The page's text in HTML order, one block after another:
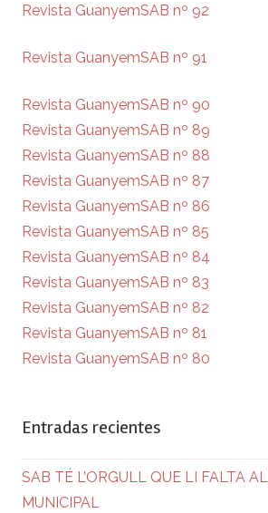
Revista GuanyemSAB nº 92
Revista GuanyemSAB nº 91
Revista GuanyemSAB nº 90
Revista GuanyemSAB nº 89
Revista GuanyemSAB nº 88
Revista GuanyemSAB nº 87
Revista GuanyemSAB nº 86
Revista GuanyemSAB nº 85
Revista GuanyemSAB nº 84
Revista GuanyemSAB nº 83
Revista GuanyemSAB nº 82
Revista GuanyemSAB nº 81
Revista GuanyemSAB nº 80
Entradas recientes
SAB TÉ L’ORGULL QUE LI FALTA
MUNICIPAL